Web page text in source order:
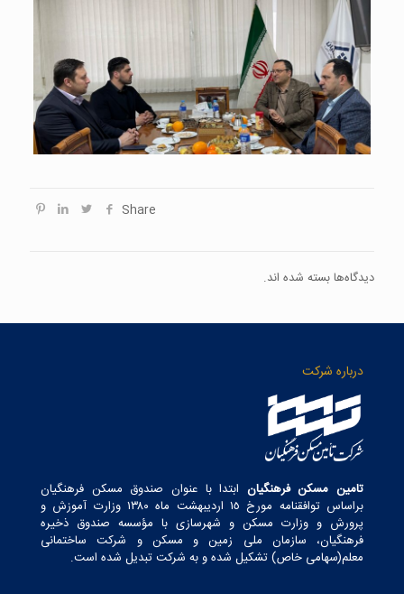
Share
دیدگاه‌ها بسته شده اند.
درباره شرکت
تامین مسکن فرهنگیان ابتدا با عنوان صندوق مسکن فرهنگیان
براساس توافقنامه مورخ ١٥ اردیبهشت ماه ١٣٨٠ وزارت آموزش و
پرورش و وزارت مسکن و شهرسازی با مؤسسه صندوق ذخیره
فرهنگیان، سازمان ملی زمین و مسکن و شرکت ساختمانی
معلم(سهامی خاص) تشکیل شده و به شرکت تبدیل شده است.